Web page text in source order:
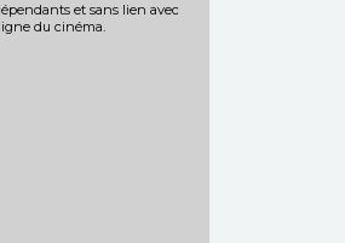
et sans lien avec
du cinéma.